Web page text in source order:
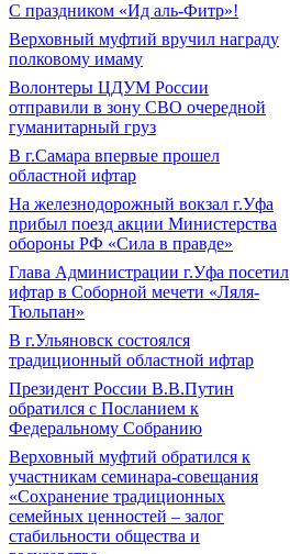
С праздником «Ид аль-Фитр»!
Верховный муфтий вручил награду
полковому имаму
Волонтеры ЦДУМ России
отправили в зону СВО очередной
гуманитарный груз
В г.Самара впервые прошел
областной ифтар
На железнодорожный вокзал г.Уфа
прибыл поезд акции Министерства
обороны РФ «Сила в правде»
Глава Администрации г.Уфа посетил
ифтар в Соборной мечети «Ляля-
Тюльпан»
В г.Ульяновск состоялся
традиционный областной ифтар
Президент России В.В.Путин
обратился с Посланием к
Федеральному Собранию
Верховный муфтий обратился к
участникам семинара-совещания
«Сохранение традиционных
семейных ценностей – залог
стабильности общества и